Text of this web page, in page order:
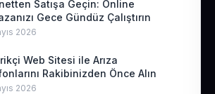
Satışa Geçin: Online
Gece Gündüz Çalıştırın
2026
Web Sitesi ile Arıza
Rakibinizden Önce Alın
2026